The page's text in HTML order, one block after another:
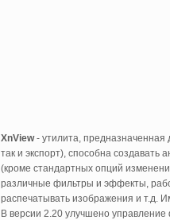
XnView- утилита, предназначенная
так и экспорт), способна
(кроме стандартных опций
различные фильтры и эффекты,
распечатывать изображения и т.д.
В версии 2.20 улучшено